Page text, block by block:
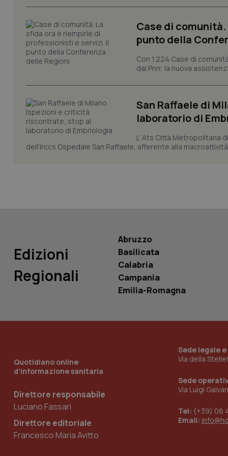
Case di
punto della
Con 1.224 Case di
dal Pnrr, la nuova
San Raffaele di
laboratorio di
L’ Ats Città Metropolitana
dell'Irccs Ospedale San Raffaele, afferente alla
Edizioni
Regionali
Abruzzo
Basilicata
Calabria
Campania
Emilia-Romagna
Quotidiano online
d'informazione sanitaria
Direttore responsabile
Luciano Fassari
Direttore editoriale
Francesco Maria Avitto
Sede legale
Via della
Sede
Via Luigi
Tel: (+39) 06
Email:
session-id
_ga
PHPSESSID
named-enable